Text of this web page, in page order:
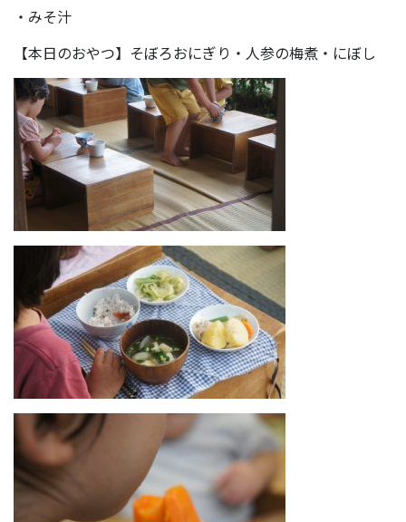
・みそ汁
【本日のおやつ】そぼろおにぎり・人参の梅煮・にぼし